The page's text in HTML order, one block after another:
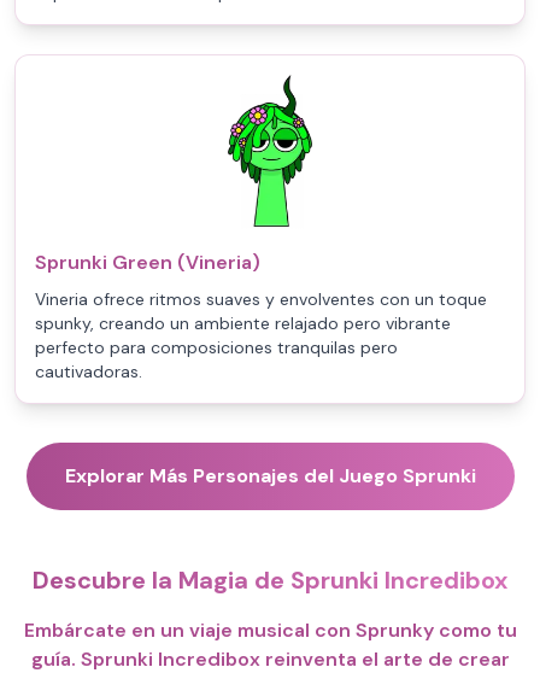
Sprunki Green (Vineria)
Vineria ofrece ritmos suaves y envolventes con un toque
spunky, creando un ambiente relajado pero vibrante
perfecto para composiciones tranquilas pero
cautivadoras.
Explorar Más Personajes del Juego Sprunki
Descubre la Magia de Sprunki Incredibox
Embárcate en un viaje musical con Sprunky como tu
guía. Sprunki Incredibox reinventa el arte de crear